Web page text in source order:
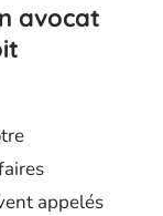
avocat
appelés